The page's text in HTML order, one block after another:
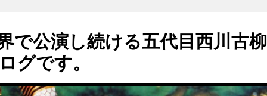
で公演し続ける五代目西川古柳
グです。